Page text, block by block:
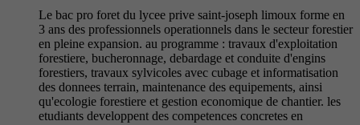
Le bac pro foret du lycee prive saint-joseph limoux forme en
3 ans des professionnels operationnels dans le secteur forestier
en pleine expansion. au programme : travaux d'exploitation
forestiere, bucheronnage, debardage et conduite d'engins
forestiers, travaux sylvicoles avec cubage et informatisation
des donnees terrain, maintenance des equipements, ainsi
qu'ecologie forestiere et gestion economique de chantier. les
etudiants developpent des competences concretes en